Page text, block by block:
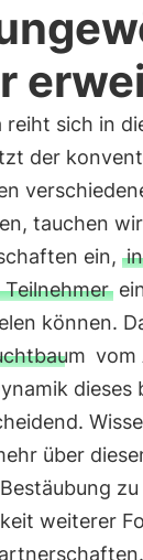
reiht sich in
der
tauchen
ein,
können.
vom
über
weiterer